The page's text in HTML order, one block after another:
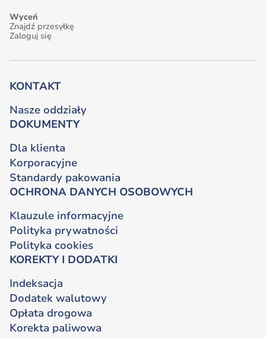
Wyceń
Znajdź przesyłkę
Zaloguj się
KONTAKT
Nasze oddziały
DOKUMENTY
Dla klienta
Korporacyjne
Standardy pakowania
OCHRONA DANYCH OSOBOWYCH
Klauzule informacyjne
Polityka prywatności
Polityka cookies
KOREKTY I DODATKI
Indeksacja
Dodatek walutowy
Opłata drogowa
Korekta paliwowa